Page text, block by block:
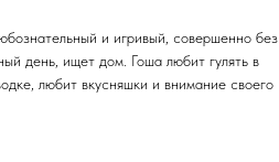
и игривый, совершенно без
день, ищет дом. Гоша любит гулять в
любит вкусняшки и внимание своего